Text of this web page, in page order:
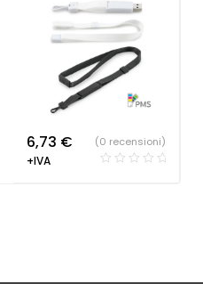
6,73 €
+IVA
(0 recensioni)